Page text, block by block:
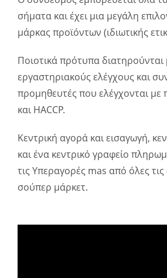
σήματα και έχει μια μεγάλη
μάρκας προϊόντων (ιδιωτικής
Ποιοτικά πρότυπα
εργαστηριακούς ελέγχους και
προμηθευτές που ελέγχονται με
και HACCP.
Κεντρική αγορά και εισαγωγή,
και ένα κεντρικό γραφείο
τις Υπεραγορές mas από όλες
σούπερ μάρκετ.